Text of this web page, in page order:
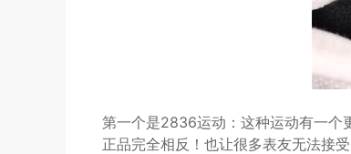
第一个是2836运动：这种运动有一个
正品完全相反！也让很多表友无法接